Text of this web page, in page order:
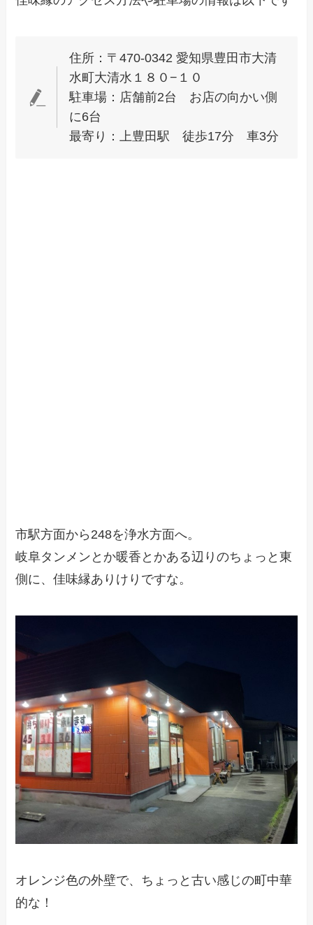
住所：〒470-0342 愛知県豊田市大清
水町大清水１８０−１０
駐車場：店舗前2台 お店の向かい側
に6台
最寄り：上豊田駅 徒歩17分 車3分
市駅方面から248を浄水方面へ。
岐阜タンメンとか暖香とかある辺りのちょっと東
側に、佳味縁ありけりですな。
オレンジ色の外壁で、ちょっと古い感じの町中華
的な！